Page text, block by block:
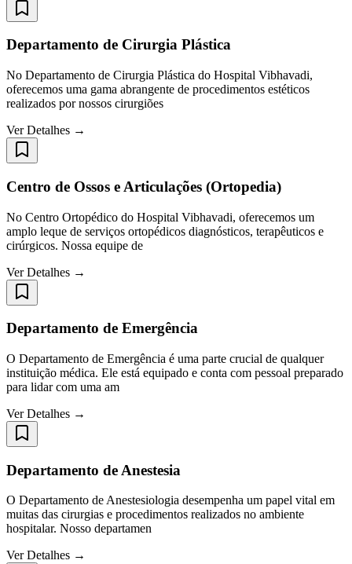
Departamento de Cirurgia Plástica
No Departamento de Cirurgia Plástica do Hospital Vibhavadi,
oferecemos uma gama abrangente de procedimentos estéticos
realizados por nossos cirurgiões
Ver Detalhes →
Centro de Ossos e Articulações (Ortopedia)
No Centro Ortopédico do Hospital Vibhavadi, oferecemos um
amplo leque de serviços ortopédicos diagnósticos, terapêuticos e
cirúrgicos. Nossa equipe de
Ver Detalhes →
Departamento de Emergência
O Departamento de Emergência é uma parte crucial de qualquer
instituição médica. Ele está equipado e conta com pessoal preparado
para lidar com uma am
Ver Detalhes →
Departamento de Anestesia
O Departamento de Anestesiologia desempenha um papel vital em
muitas das cirurgias e procedimentos realizados no ambiente
hospitalar. Nosso departamen
Ver Detalhes →